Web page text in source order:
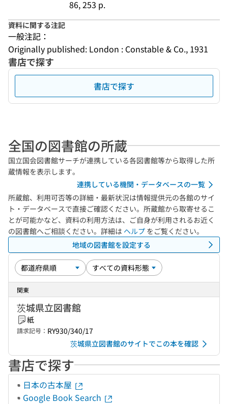
86, 253 p.
資料に関する注記
一般注記：
Originally published: London : Constable & Co., 1931
書店で探す
書店で探す
全国の図書館の所蔵
国立国会図書館サーチが連携している各図書館等から取得した所
蔵情報を表示します。
連携している機関・データベースの一覧
所蔵館、利用可否等の詳細・最新状況は情報提供元の各館のサイ
ト・データベースで直接ご確認ください。所蔵館から取寄せるこ
とが可能かなど、資料の利用方法は、ご自身が利用されるお近く
の図書館へご相談ください。詳細は ヘルプ をご覧ください。
地域の図書館を設定する
関東
茨城県立図書館
紙
請求記号： RY930/340/17
茨城県立図書館のサイトでこの本を確認
書店で探す
日本の古本屋
Google Book Search